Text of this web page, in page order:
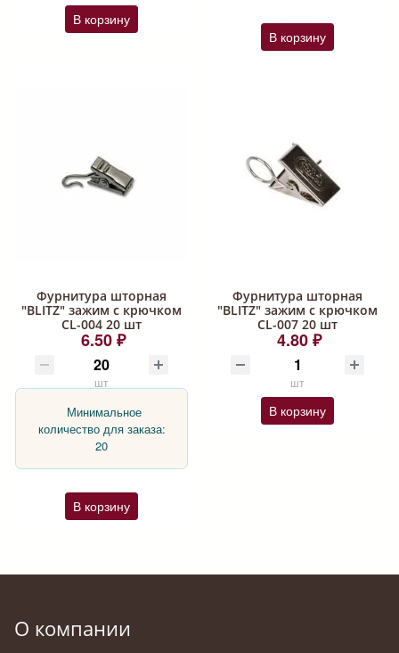
В корзину
В корзину
Фурнитура шторная
"BLITZ" зажим с крючком
CL-004 20 шт
6.50 ₽
шт
Минимальное
количество для заказа:
20
В корзину
Фурнитура шторная
"BLITZ" зажим с крючком
CL-007 20 шт
4.80 ₽
шт
В корзину
О компании